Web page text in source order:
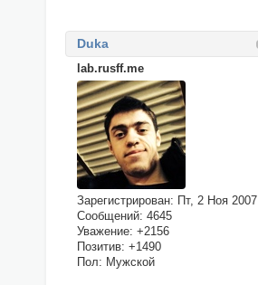
Duka
lab.rusff.me
Зарегистрирован: Пт, 2 Ноя 2007
Сообщений: 4645
Уважение: +2156
Позитив: +1490
Пол: Мужской